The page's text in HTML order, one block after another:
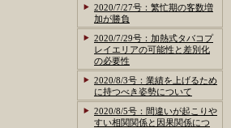
2020/7/27号：繁忙期の客数増
加が勝負
2020/7/29号：加熱式タバコプ
レイエリアの可能性と差別化
の必要性
2020/8/3号：業績を上げるため
に持つべき姿勢について
2020/8/5号：間違いが起こりや
すい相関関係と因果関係につ